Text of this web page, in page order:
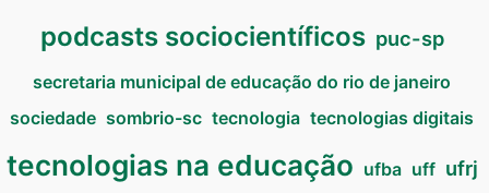
podcasts sociocientíficos puc-sp
secretaria municipal de educação do rio de janeiro
sociedade sombrio-sc tecnologia tecnologias digitais
tecnologias na educação ufba uff ufrj